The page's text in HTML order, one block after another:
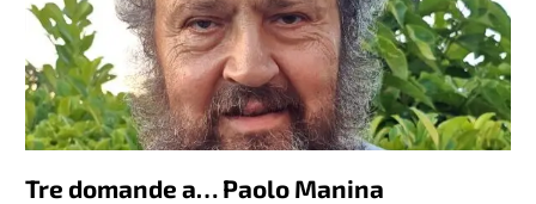
Tre domande a… Paolo Manina